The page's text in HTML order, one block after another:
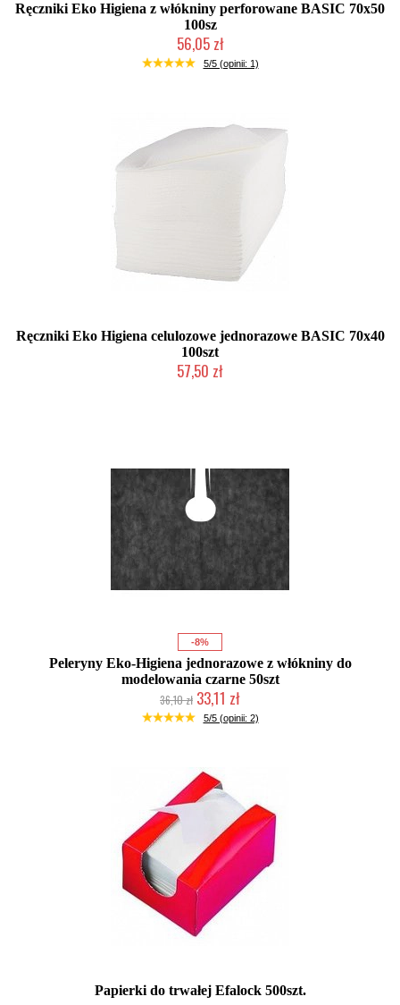
Ręczniki Eko Higiena z włókniny perforowane BASIC 70x50
100sz
56,05 zł
Duża ilość (wysyłka w 24h)
5/5 (opinii: 1)
Ręczniki Eko Higiena celulozowe jednorazowe BASIC 70x40
100szt
57,50 zł
-8%
Peleryny Eko-Higiena jednorazowe z włókniny do
modelowania czarne 50szt
36,10 zł 33,11 zł
Duża ilość (wysyłka w 24h)
5/5 (opinii: 2)
Papierki do trwałej Efalock 500szt.